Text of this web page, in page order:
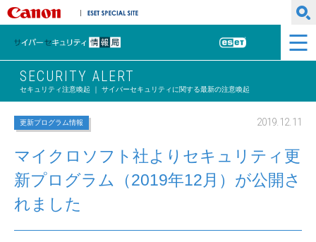
キヤノンマーケティングジャパン株式会社
サイバーセキュリティ情報局
ESET
SECURITY ALERT
セキュリティ注意喚起 ｜ サイバーセキュリティに関する最新の注意喚起
更新プログラム情報 2019.12.11
マイクロソフト社よりセキュリティ更
新プログラム（2019年12月）が公開さ
れました